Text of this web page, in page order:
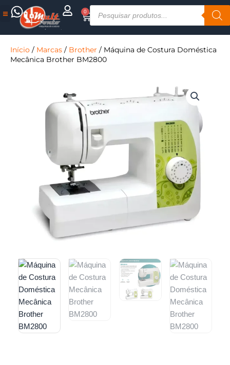
para
0
Cart
produtos
Início / Marcas / Brother / Máquina de Costura Doméstica
Mecânica Brother BM2800